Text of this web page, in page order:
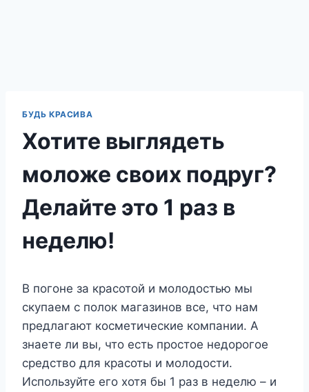
БУДЬ КРАСИВА
Хотите выглядеть
моложе своих подруг?
Делайте это 1 раз в
неделю!
В погоне за красотой и молодостью мы
скупаем с полок магазинов все, что нам
предлагают косметические компании. А
знаете ли вы, что есть простое недорогое
средство для красоты и молодости.
Используйте его хотя бы 1 раз в неделю – и